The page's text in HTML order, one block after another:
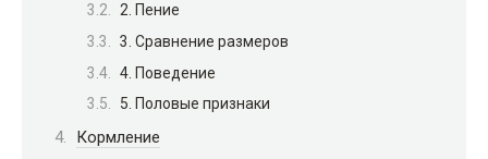
2. Пение
3. Сравнение размеров
4. Поведение
5. Половые признаки
Кормление